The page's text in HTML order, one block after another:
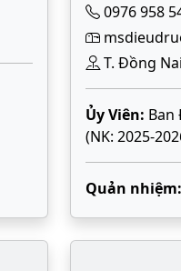
0976 958
T. Đồng Nai
Ủy Viên: Ban
(NK: 2025-
Quản nhiệm: